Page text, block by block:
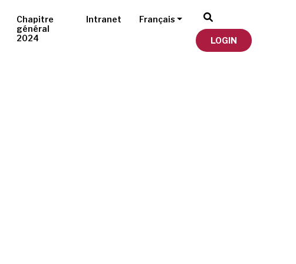
Chapitre
général
2024
Intranet Français
LOGIN